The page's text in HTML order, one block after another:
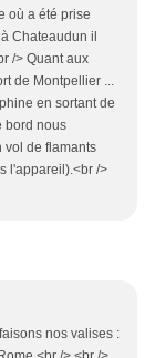
où a été prise
Chateaudun il
/> Quant aux
de Montpellier ...
en sortant de
bord nous
vol de flamants
l'appareil).<br />
nos valises :